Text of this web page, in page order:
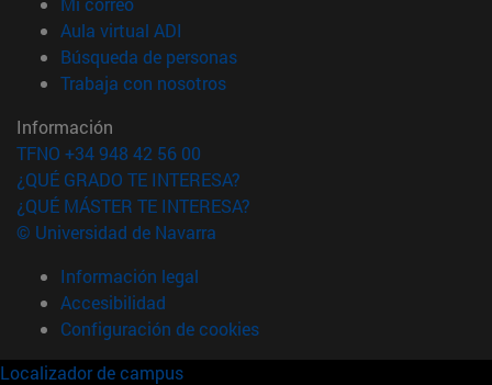
Aula virtual ADI
Búsqueda de personas(abre en nueva ventana)
Trabaja con nosotros(abre en nueva ventana)
Información
TFNO +34 948 42 56 00
¿QUÉ GRADO TE INTERESA?
¿QUÉ MÁSTER TE INTERESA?
© Universidad de Navarra
Información legal
Accesibilidad
Configuración de cookies
Localizador de campus